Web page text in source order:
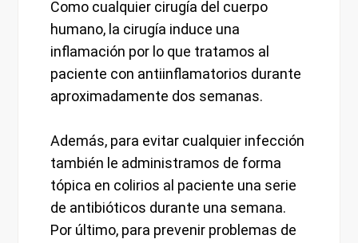
Como cualquier cirugía del cuerpo
humano, la cirugía induce una
inflamación por lo que tratamos al
paciente con antiinflamatorios durante
aproximadamente dos semanas.
Además, para evitar cualquier infección
también le administramos de forma
tópica en colirios al paciente una serie
de antibióticos durante una semana.
Por último, para prevenir problemas de